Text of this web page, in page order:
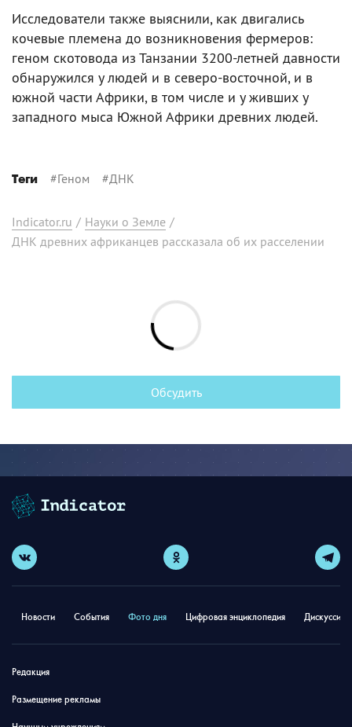
Исследователи также выяснили, как двигались
кочевые племена до возникновения фермеров:
геном скотовода из Танзании 3200-летней давности
обнаружился у людей и в северо-восточной, и в
южной части Африки, в том числе и у живших у
западного мыса Южной Африки древних людей.
Теги #Геном #ДНК
Indicator.ru / Науки о Земле /
ДНК древних африканцев рассказала об их расселении
Обсудить
Новости События Фото дня Цифровая энциклопедия
Редакция
Размещение рекламы